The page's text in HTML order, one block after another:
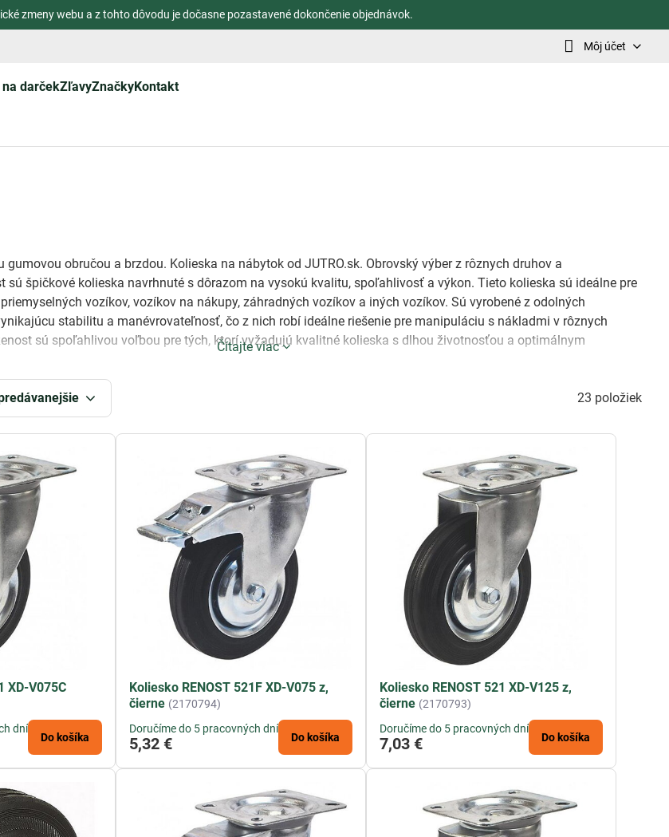
zmeny webu a z tohto dôvodu je dočasne pozastavené dokončenie objednávok.
Môj účet
darčekZľavyZnačkyKontakt
gumovou obručou a brzdou. Kolieska na nábytok od JUTRO.sk. Obrovský výber z rôznych druhov a
sú špičkové kolieska navrhnuté s dôrazom na vysokú kvalitu, spoľahlivosť a výkon. Tieto kolieska sú ideálne pre
vozíkov, vozíkov na nákupy, záhradných vozíkov a iných vozíkov. Sú vyrobené z odolných
stabilitu a manévrovateľnosť, čo z nich robí ideálne riešenie pre manipuláciu s nákladmi v rôznych
sú spoľahlivou voľbou pre tých, ktorí vyžadujú kvalitné kolieska s dlhou životnosťou a optimálnym
Čítajte viac
23 položiek
XD-V075C
dní
Do košíka
Koliesko RENOST 521F XD-V075 z,
čierne (2170794)
Doručíme do 5 pracovných dní
5,32 € Do košíka
Koliesko RENOST 521 XD-V125 z,
čierne (2170793)
Doručíme do 5 pracovných dní
7,03 € Do košíka